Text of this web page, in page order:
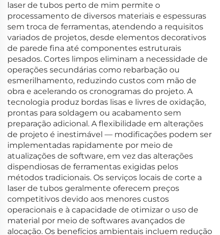
laser de tubos perto de mim permite o
processamento de diversos materiais e espessuras
sem troca de ferramentas, atendendo a requisitos
variados de projetos, desde elementos decorativos
de parede fina até componentes estruturais
pesados. Cortes limpos eliminam a necessidade de
operações secundárias como rebarbação ou
esmerilhamento, reduzindo custos com mão de
obra e acelerando os cronogramas do projeto. A
tecnologia produz bordas lisas e livres de oxidação,
prontas para soldagem ou acabamento sem
preparação adicional. A flexibilidade em alterações
de projeto é inestimável — modificações podem ser
implementadas rapidamente por meio de
atualizações de software, em vez das alterações
dispendiosas de ferramentas exigidas pelos
métodos tradicionais. Os serviços locais de corte a
laser de tubos geralmente oferecem preços
competitivos devido aos menores custos
operacionais e à capacidade de otimizar o uso de
material por meio de softwares avançados de
alocação. Os benefícios ambientais incluem redução